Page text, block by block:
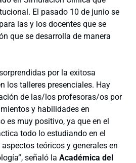
El pasado 10 de junio se
las y los docentes que se
que se desarrolla de manera
por la exitosa
los talleres presenciales. Hay
de las/los profesoras/os por
y habilidades en
es muy positivo, ya que en el
todo lo estudiando en el
teóricos y generales en
señaló la Académica del